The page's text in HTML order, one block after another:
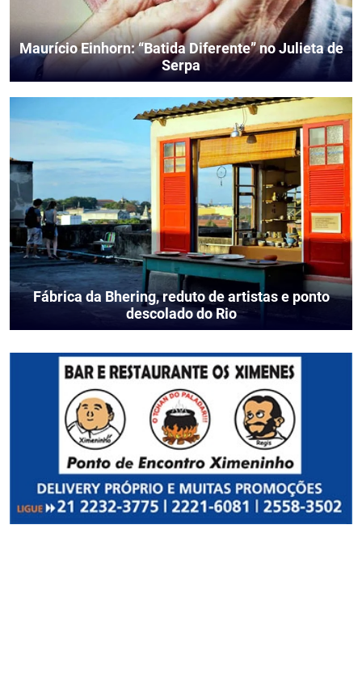
Maurício Einhorn: “Batida Diferente” no Julieta de
Serpa
Fábrica da Bhering, reduto de artistas e ponto
descolado do Rio